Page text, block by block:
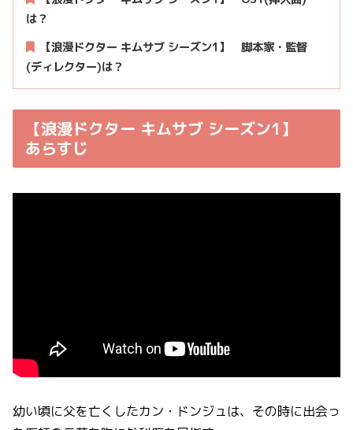
は？
【浪漫ドクター キムサブ シーズン1】 脚本家・監督
(ディレクター)は？
【浪漫ドクター キムサブ シーズン1】
あらすじ
幼い頃に父を亡くしたカン・ドンジュは、その時に出会っ